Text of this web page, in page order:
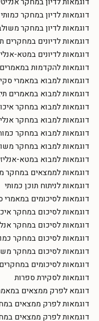
דוגמאות לדיון במחקר כמותי
דוגמאות לדיון במחקר
דוגמאות לדיונים במחקרים
דוגמאות לדיונים במטא-
דוגמאות להקדמות במאמרים
דוגמאות למבוא במאמרי
דוגמאות למבוא במאמרים
דוגמאות למבוא במחקר
דוגמאות למבוא במחקר
דוגמאות למבוא במחקר
דוגמאות למבוא במחקר
דוגמאות למבוא במטא-
דוגמאות לממצאים במחקר
דוגמאות לניתוח תוכן כמותי
דוגמאות לסיכומים במאמרי
דוגמאות לסיכום במחקר
דוגמאות לסיכום במחקר
דוגמאות לסיכום במחקר
דוגמאות לסיכום במחקר
דוגמאות לסיכומים
דוגמאות לסקירת ספרות
דוגמא לפרק ממצאים
דוגמאות לפרק ממצאים
דוגמאות לפרק ממצאים